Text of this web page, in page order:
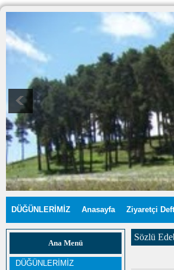
DÜĞÜNLERİMİZ Anasayfa Ziyaretçi
Ana Menü
DÜĞÜNLERİMİZ
Sözlü